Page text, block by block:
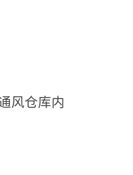
风仓库内